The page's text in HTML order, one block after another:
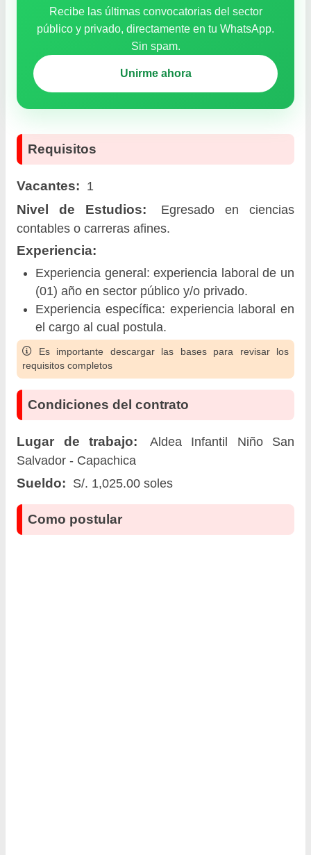
Recibe las últimas convocatorias del sector
público y privado, directamente en tu WhatsApp.
Sin spam.
Unirme ahora
Requisitos
Vacantes: 1
Nivel de Estudios:
Egresado en ciencias
contables o carreras afines.
Experiencia:
Experiencia general: experiencia laboral de un
(01) año en sector público y/o privado.
Experiencia específica: experiencia laboral en
el cargo al cual postula.
Es importante descargar las bases para revisar los
requisitos completos
Condiciones del contrato
Lugar de trabajo:
Aldea Infantil Niño San
Salvador - Capachica
Sueldo: S/. 1,025.00 soles
Como postular